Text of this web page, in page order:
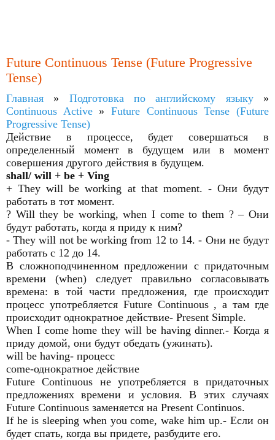
Future Continuous Tense (Future Progressive
Tense)
Главная » Подготовка по английскому языку»
Continuous Active»Future Continuous Tense (Future
Progressive Tense)
Действие в процессе, будет совершаться в
определенный момент в будущем или в момент
совершения другого действия в будущем.
shall/ will + be + Ving
+ They will be working at that moment. - Они будут
работать в тот момент.
? Will they be working, when I come to them ? – Они
будут работать, когда я приду к ним?
- They will not be working from 12 to 14. - Они не будут
работать с 12 до 14.
В сложноподчиненном предложении с придаточным
времени (when) следует правильно согласовывать
времена: в той части предложения, где происходит
процесс употребляется Future Continuous , а там где
происходит однократное действие- Present Simple.
When I come home they will be having dinner.- Когда я
приду домой, они будут обедать (ужинать).
will be having- процесс
come-однократное действие
Future Continuous не употребляется в придаточных
предложениях времени и условия. В этих случаях
Future Continuous заменяется на Present Continuos.
If he is sleeping when you come, wake him up.- Если он
будет спать, когда вы придете, разбудите его.